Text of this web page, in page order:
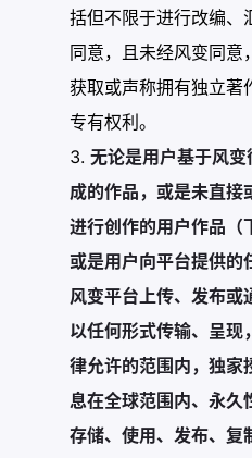
括但不限于进行改编、
同意，且未经风变同意
获取或声称拥有独立著
专有权利。
无论是用户基于风
成的作品，或是未直接
进行创作的用户作品（
或是用户向平台提供的
风变平台上传、发布或
以任何形式传输、呈现
律允许的范围内，独家
息在全球范围内、永久
存储、使用、发布、复